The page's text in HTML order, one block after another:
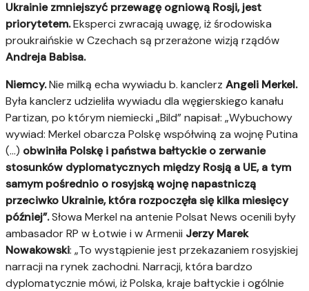
Ukrainie zmniejszyć przewagę ogniową Rosji, jest
priorytetem.Eksperci zwracają uwagę, iż środowiska
proukraińskie w Czechach są przerażone wizją rządów
Andreja Babisa.
Niemcy.Nie milką echa wywiadu b. kanclerz Angeli Merkel.
Była kanclerz udzieliła wywiadu dla węgierskiego kanału
Partizan, po którym niemiecki „Bild” napisał: „Wybuchowy
wywiad: Merkel obarcza Polskę współwiną za wojnę Putina
(…) obwiniła Polskę i państwa bałtyckie o zerwanie
stosunków dyplomatycznych między Rosją a UE, a tym
samym pośrednio o rosyjską wojnę napastniczą
przeciwko Ukrainie, która rozpoczęła się kilka miesięcy
później”.Słowa Merkel na antenie Polsat News ocenili były
ambasador RP w Łotwie i w Armenii Jerzy Marek
Nowakowski: „To wystąpienie jest przekazaniem rosyjskiej
narracji na rynek zachodni. Narracji, która bardzo
dyplomatycznie mówi, iż Polska, kraje bałtyckie i ogólnie